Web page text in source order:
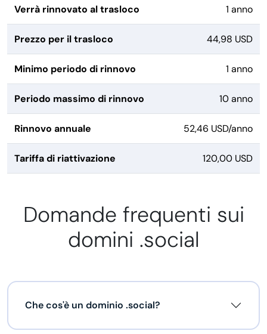
Verrà rinnovato al trasloco 1 anno
Prezzo per il trasloco 44,98 USD
Minimo periodo di rinnovo 1 anno
Periodo massimo di rinnovo 10 anno
Rinnovo annuale 52,46 USD/anno
Tariffa di riattivazione 120,00 USD
Domande frequenti sui
domini .social
Che cos'è un dominio .social?